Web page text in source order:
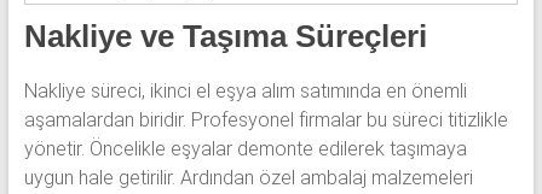
Nakliye ve Taşıma Süreçleri
Nakliye süreci, ikinci el eşya alım satımında en önemli
aşamalardan biridir. Profesyonel firmalar bu süreci titizlikle
yönetir. Öncelikle eşyalar demonte edilerek taşımaya
uygun hale getirilir. Ardından özel ambalaj malzemeleri